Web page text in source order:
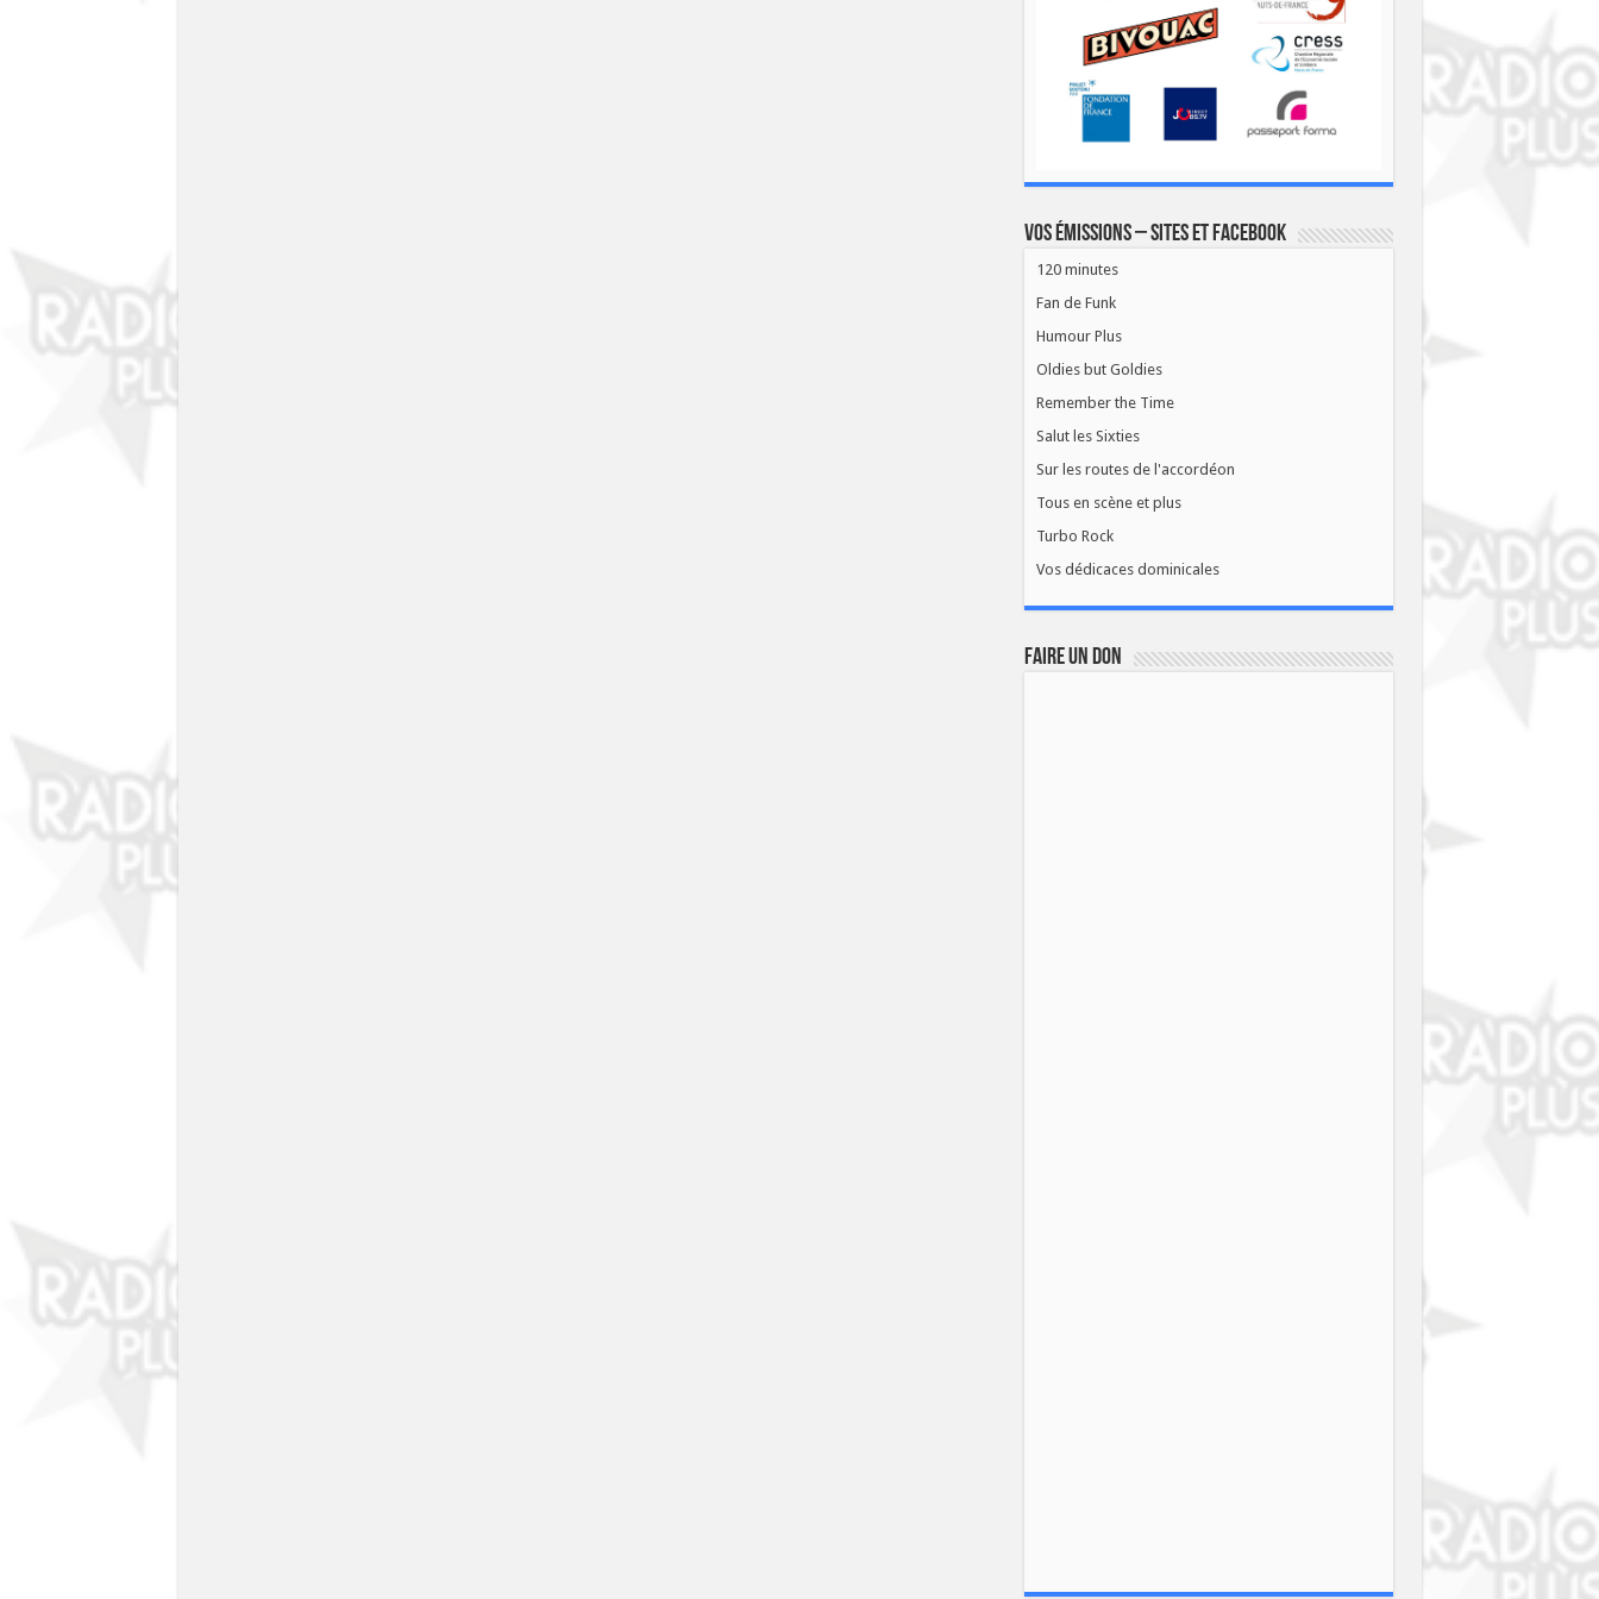
Vos émissions – Sites et Facebook
120 minutes
Fan de Funk
Humour Plus
Oldies but Goldies
Remember the Time
Salut les Sixties
Sur les routes de l'accordéon
Tous en scène et plus
Turbo Rock
Vos dédicaces dominicales
FAIRE UN DON